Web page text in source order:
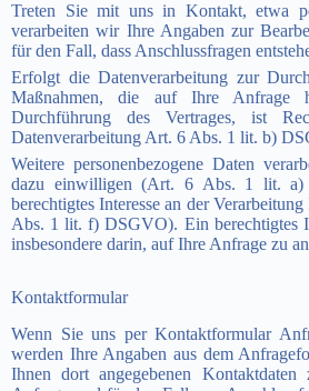
Treten Sie mit uns in Kontakt, etwa
verarbeiten wir Ihre Angaben zur
für den Fall, dass Anschlussfragen
Erfolgt die Datenverarbeitung zur
Maßnahmen, die auf Ihre Anfrage
Durchführung des Vertrages, ist
Datenverarbeitung Art. 6 Abs. 1 lit. b)
Weitere personenbezogene Daten
dazu einwilligen (Art. 6 Abs. 1 lit.
berechtigtes Interesse an der
Abs. 1 lit. f) DSGVO). Ein berechtigtes
insbesondere darin, auf Ihre Anfrage zu
Kontaktformular
Wenn Sie uns per Kontaktformular
werden Ihre Angaben aus dem
Ihnen dort angegebenen Kontaktdaten